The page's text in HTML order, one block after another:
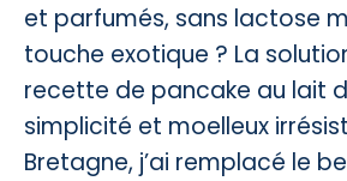
et parfumés, sans lactose
touche exotique ? La
recette de pancake au lait
simplicité et moelleux
Bretagne, j’ai remplacé le